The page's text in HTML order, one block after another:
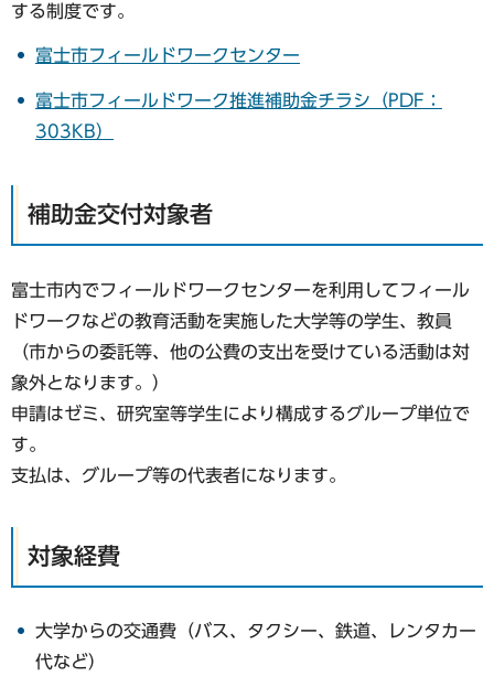
する制度です。
富士市フィールドワークセンター
富士市フィールドワーク推進補助金チラシ（PDF：
303KB）
補助金交付対象者
富士市内でフィールドワークセンターを利用してフィール
ドワークなどの教育活動を実施した大学等の学生、教員
（市からの委託等、他の公費の支出を受けている活動は対
象外となります。）
申請はゼミ、研究室等学生により構成するグループ単位で
す。
支払は、グループ等の代表者になります。
対象経費
大学からの交通費（バス、タクシー、鉄道、レンタカー
代など）